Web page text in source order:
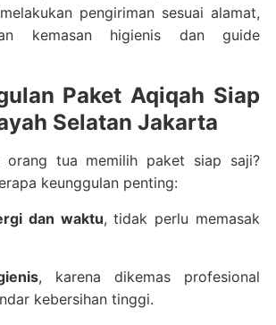
pengiriman sesuai alamat,
kemasan higienis dan guide
Paket Aqiqah Siap
Selatan Jakarta
orang tua memilih paket siap saji?
keunggulan penting:
dan waktu, tidak perlu memasak
, karena dikemas profesional
kebersihan tinggi.